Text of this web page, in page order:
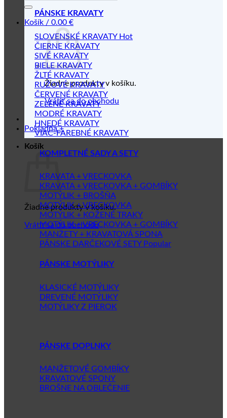
Košík / 0.00 €
Žiadne produkty v košíku.
Vrátiť sa do obchodu
Pokladňa +
Košík
Žiadne produkty v košíku.
Vrátiť sa do obchodu
PÁNSKE KRAVATY
SLOVENSKÉ KRAVATY
ČIERNE KRAVATY
SIVÉ KRAVATY
BIELE KRAVATY
ŽLTÉ KRAVATY
RUŽOVÉ KRAVATY
ČERVENÉ KRAVATY
ZELENÉ KRAVATY
MODRÉ KRAVATY
HNEDÉ KRAVATY
VIAC-FAREBNÉ KRAVATY
KOMPLETNÉ SADY A SETY
KRAVATA + VRECKOVKA
KRAVATA + VRECKOVKA + GOMBÍKY
MOTÝLIK + BROŠŇA
MOTÝLIK + VRECKOVKA
MOTÝLIK + KOŽENÉ TRAKY
MOTÝLIK + VRECKOVKA + GOMBÍKY
MANŽETY + KRAVATOVÁ SPONA
PÁNSKE DARČEKOVÉ SETY
PÁNSKE MOTÝLIKY
KLASICKÉ MOTÝLIKY
DREVENÉ MOTÝLIKY
MOTÝLIKY Z PIEROK
PÁNSKE DOPLNKY
MANŽETOVÉ GOMBÍKY
KRAVATOVÉ SPONY
BROŠNE NA OBLEČENIE